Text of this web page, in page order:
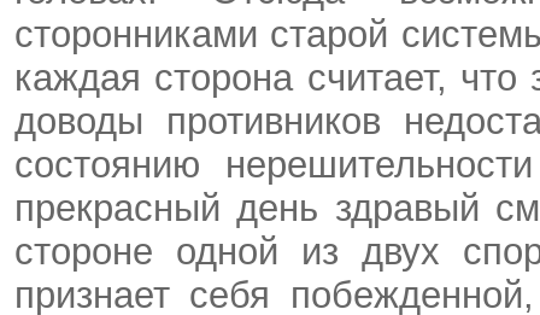
сторонниками старой
каждая сторона считает,
доводы противников
состоянию
прекрасный день здравый
стороне одной из двух
признает себя